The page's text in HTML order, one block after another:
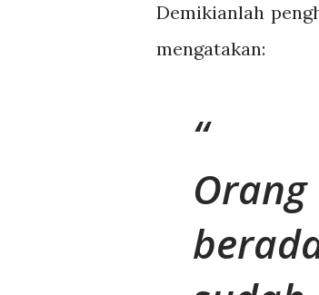
Demikianlah
mengatakan: